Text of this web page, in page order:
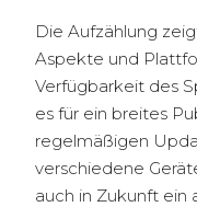
Die Aufzählung
Aspekte und
Verfügbarkeit des
es für ein breites
regelmäßigen
verschiedene
auch in Zukunft ein